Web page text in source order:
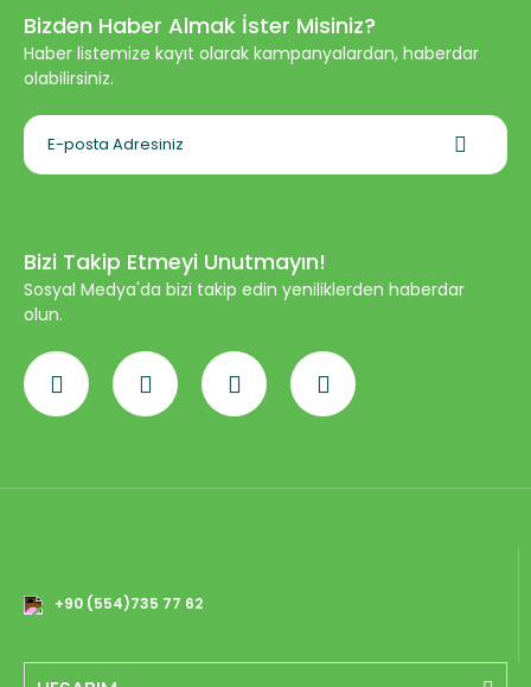
Bizden Haber Almak İster Misiniz?
Haber listemize kayıt olarak kampanyalardan, haberdar
olabilirsiniz.
Bizi Takip Etmeyi Unutmayın!
Sosyal Medya'da bizi takip edin yeniliklerden haberdar
olun.
+90 (554)735 77 62